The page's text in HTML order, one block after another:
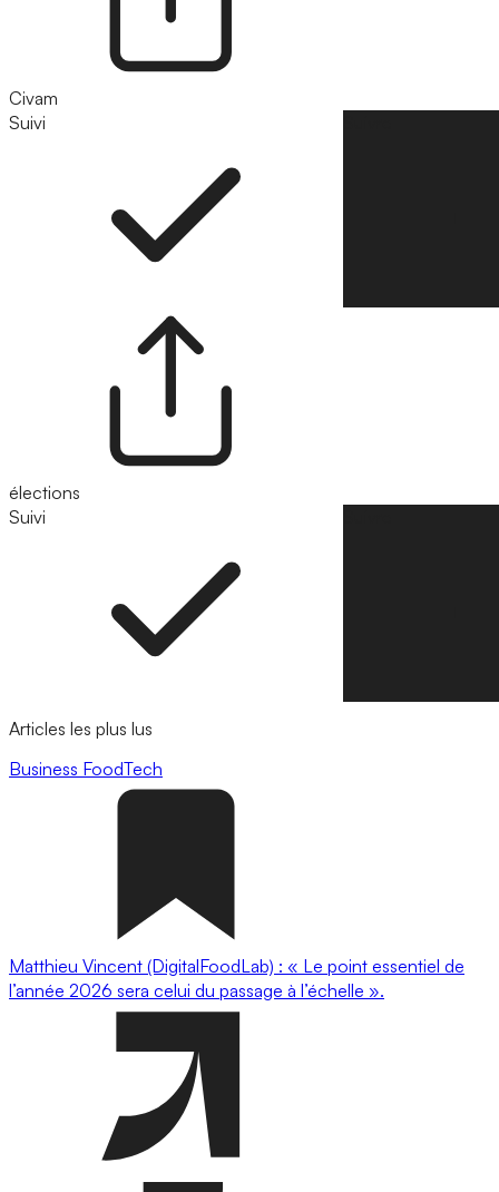
Civam
Suivi
élections
Suivi
Articles les plus lus
Business FoodTech
Matthieu Vincent (DigitalFoodLab) : « Le point essentiel de
l’année 2026 sera celui du passage à l’échelle ».